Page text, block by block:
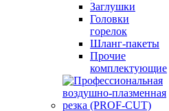
Заглушки
Головки
горелок
Шланг-пакеты
Прочие
комплектующие